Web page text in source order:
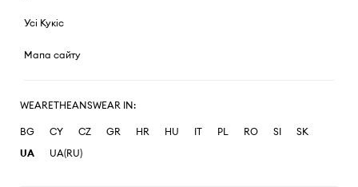
Усі Кукіс
Мапа сайту
WEARETHEANSWEAR IN:
BG CY CZ GR HR HU IT PL RO SI
SK
UA
UA(RU)